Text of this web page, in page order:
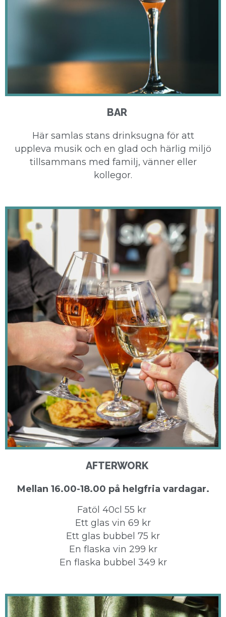
BAR
Här samlas stans drinksugna för att
uppleva musik och en glad och härlig miljö
tillsammans med familj, vänner eller
kollegor.
AFTERWORK
Mellan 16.00-18.00 på helgfria vardagar.
Fatöl 40cl 55 kr
Ett glas vin 69 kr
Ett glas bubbel 75 kr
En flaska vin 299 kr
En flaska bubbel 349 kr